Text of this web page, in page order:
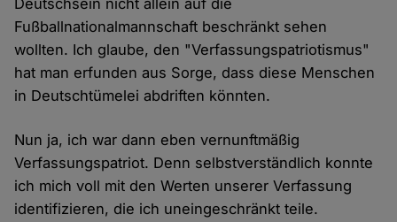
Deutschsein nicht allein auf die
Fußballnationalmannschaft beschränkt sehen
wollten. Ich glaube, den "Verfassungspatriotismus"
hat man erfunden aus Sorge, dass diese Menschen
in Deutschtümelei abdriften könnten.
Nun ja, ich war dann eben vernunftmäßig
Verfassungspatriot. Denn selbstverständlich konnte
ich mich voll mit den Werten unserer Verfassung
identifizieren, die ich uneingeschränkt teile.